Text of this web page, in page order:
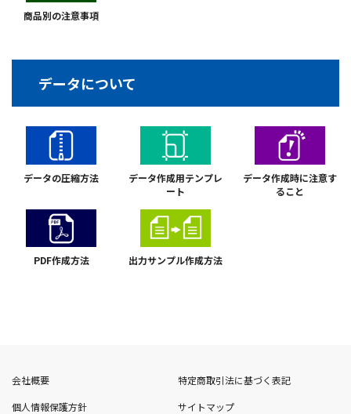
商品別の注意事項
データについて
データの圧縮方法
データ作成用テンプレ
ート
データ作成時に注意す
ること
PDF作成方法 出力サンプル作成方法
会社概要
特定商取引法に基づく表記
個人情報保護方針
サイトマップ